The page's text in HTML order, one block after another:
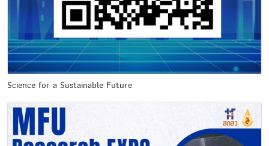
Science for a Sustainable Future